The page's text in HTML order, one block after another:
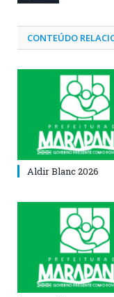
CONTEÚDO
Aldir Blanc 2026